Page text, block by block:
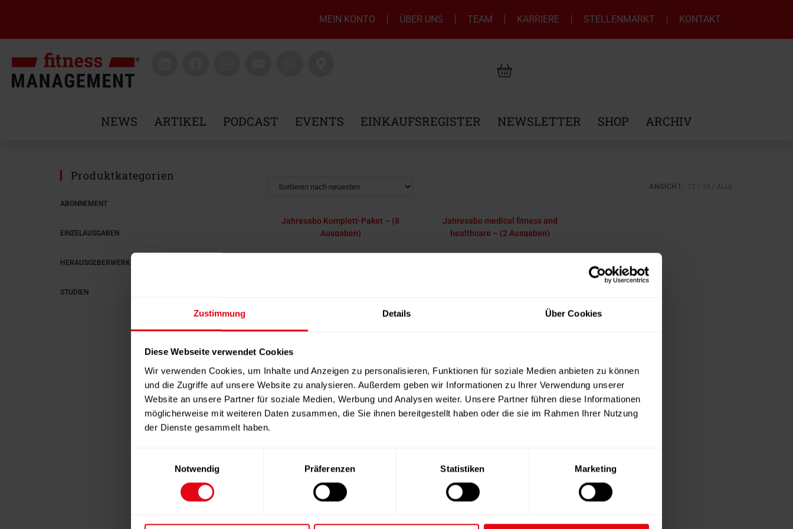
Zustimmung Details Über Cookies
Diese Webseite verwendet Cookies
Wir verwenden Cookies, um Inhalte und Anzeigen zu personalisieren, Funktionen für soziale Medien anbieten zu können
und die Zugriffe auf unsere Website zu analysieren. Außerdem geben wir Informationen zu Ihrer Verwendung unserer
Website an unsere Partner für soziale Medien, Werbung und Analysen weiter. Unsere Partner führen diese Informationen
möglicherweise mit weiteren Daten zusammen, die Sie ihnen bereitgestellt haben oder die sie im Rahmen Ihrer Nutzung
der Dienste gesammelt haben.
Notwendig Präferenzen Statistiken Marketing
MEIN KONTO ÜBER UNS TEAM KARRIERE STELLENMARKT KONTAKT
NEWS ARTIKEL PODCAST EVENTS EINKAUFSREGISTER NEWSLETTER SHOP ARCHIV
ANSICHT: 12 24 ALLE
Jahresabo Komplett-Paket – (8
Ausgaben)
Ab:46,00 €
Details
Jahresabo medical fitness and
healthcare – (2 Ausgaben)
Ab: 12,00
Details
Produktkategorien
ABONNEMENT
EINZELAUSGABEN
HERAUSGEBERWERK
STUDIEN